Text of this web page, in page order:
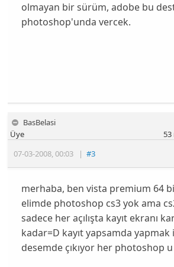
olmayan bir sürüm, adobe bu
photoshop'unda vercek.
BasBelasi
07-03-2008,00:03 |#3
Üye 53
merhaba, ben vista premium 64
elimde photoshop cs3 yok ama
sadece her açılışta kayıt ekranı
kadar=D kayıt yapsamda
desemde çıkıyor her photoshop u